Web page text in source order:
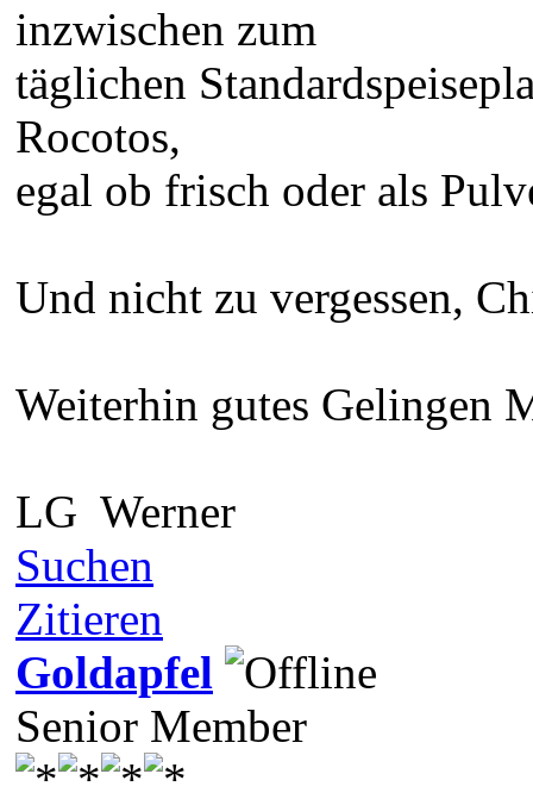
inzwischen zum
täglichen
Rocotos,
egal ob frisch oder als
Und nicht zu vergessen,
Weiterhin gutes Gelingen
LG Werner
Suchen
Zitieren
Goldapfel
Senior Member